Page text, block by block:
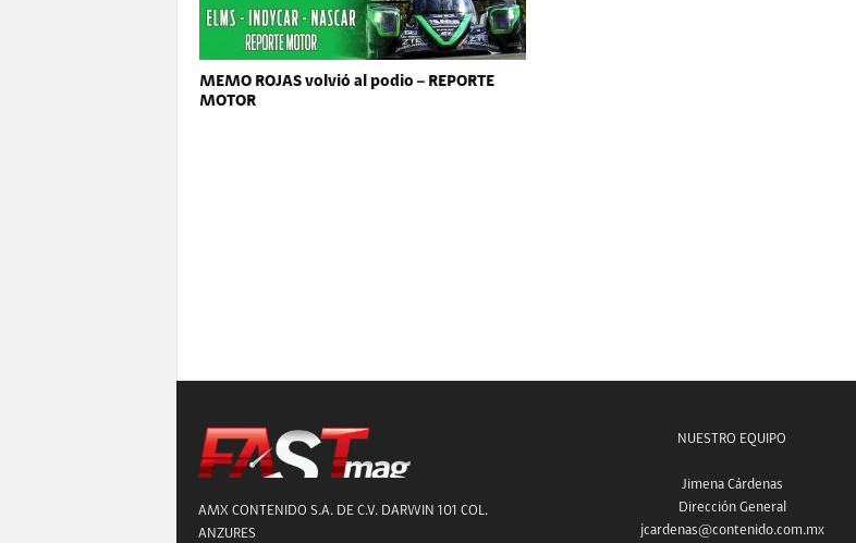
a
g
MEMO ROJAS volvió al podio – REPORTE
MOTOR
AMX CONTENIDO S.A. DE C.V. DARWIN 101 COL.
ANZURES
NUESTRO EQUIPO
Jimena Cárdenas
Dirección General
jcardenas@contenido.com.mx